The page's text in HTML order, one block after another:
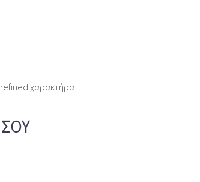
χαρακτήρα.